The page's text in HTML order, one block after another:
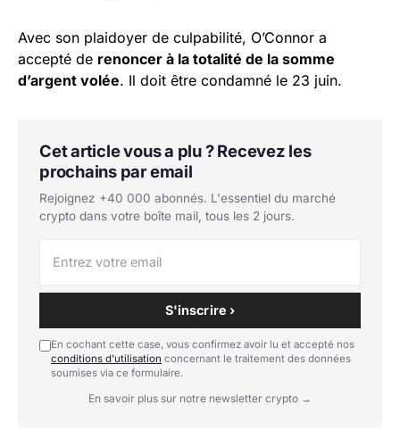
Avec son plaidoyer de culpabilité, O’Connor a
accepté de renoncer à la totalité de la somme
d’argent volée. Il doit être condamné le 23 juin.
Cet article vous a plu ? Recevez les
prochains par email
Rejoignez +40 000 abonnés. L'essentiel du marché
crypto dans votre boîte mail, tous les 2 jours.
S'inscrire ›
En cochant cette case, vous confirmez avoir lu et accepté nos
conditions d'utilisation concernant le traitement des données
soumises via ce formulaire.
En savoir plus sur notre newsletter crypto →